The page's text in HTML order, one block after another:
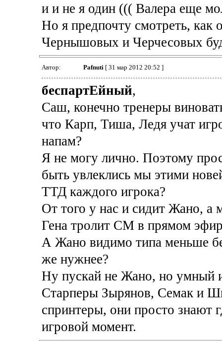
и и не я один ((( Валера еще
Но я предпочту смотреть, как
Чернышовых и Черчесовых
Автор: Pafnuti[ 31 мар 2012 20:52 ]
беспартЕйный,
Саш, конечно тренеры
что Карп, Тиша, Ледя учат
напам?
Я не могу лично. Поэтому
быть увлеклись мы этими
ТТД каждого игрока?
От того у нас и сидит Жано, а
Гена тролит СМ в прямом
А Жано видимо типа меньше
же нужнее?
Ну пускай не Жано, но умный
Старперы Зырянов, Семак и
спринтеры, они просто знают
игровой момент.